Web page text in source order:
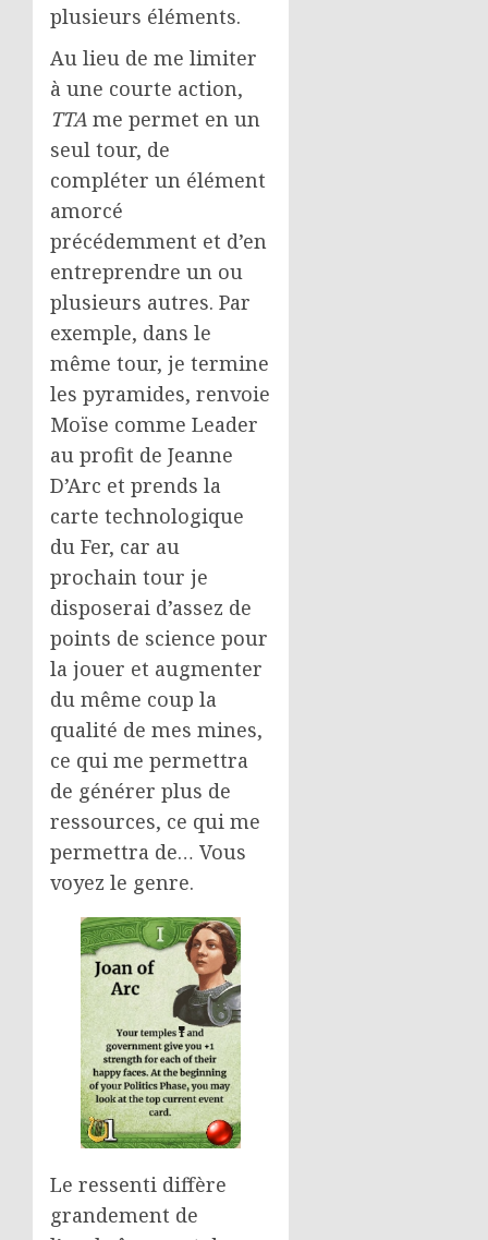
plusieurs éléments.
Au lieu de me limiter
à une courte action,
TTA me permet en un
seul tour, de
compléter un élément
amorcé
précédemment et d’en
entreprendre un ou
plusieurs autres. Par
exemple, dans le
même tour, je termine
les pyramides, renvoie
Moïse comme Leader
au profit de Jeanne
D’Arc et prends la
carte technologique
du Fer, car au
prochain tour je
disposerai d’assez de
points de science pour
la jouer et augmenter
du même coup la
qualité de mes mines,
ce qui me permettra
de générer plus de
ressources, ce qui me
permettra de… Vous
voyez le genre.
Le ressenti diffère
grandement de